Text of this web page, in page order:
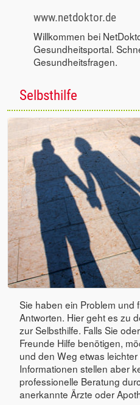
www.netdoktor.de
Willkommen bei
Gesundheitsportal.
Gesundheitsfragen.
Selbsthilfe
Sie haben ein Problem und
Antworten. Hier geht es zu
zur Selbsthilfe. Falls Sie
Freunde Hilfe benötigen,
und den Weg etwas
Informationen stellen aber
professionelle Beratung
anerkannte Ärzte oder